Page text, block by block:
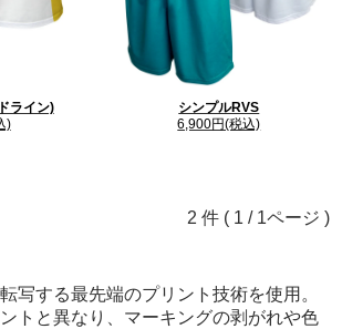
ライン)
)
シンプルRVS
6,900円(税込)
2 件 ( 1 / 1ページ )
写する最先端のプリント技術を使用。
トと異なり、マーキングの剥がれや色